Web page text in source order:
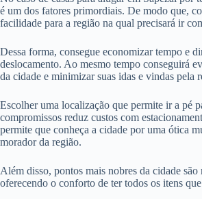
é um dos fatores primordiais. De modo que,
facilidade para a região na qual precisará ir
Dessa forma, consegue economizar tempo e
deslocamento. Ao mesmo tempo conseguirá
da cidade e minimizar suas idas e vindas pela
Escolher uma localização que permite ir a pé
compromissos reduz custos com
permite que conheça a cidade por uma ótica
morador da região.
Além disso, pontos mais nobres da cidade são
oferecendo o conforto de ter todos os itens